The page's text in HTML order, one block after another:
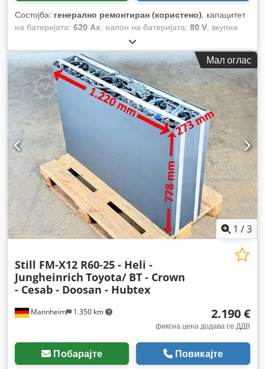
Состојба: генерално ремонтиран (користено), капацитет
на батеријата: 620 Ах, напон на батеријата: 80 V, вкупна
, вкупна должина:
708 мм,
Мал оглас
1 /3
Mannheim 1.350 km
Still FM-X12 R60-25 - Heli -
Jungheinrich Toyota/ BT - Crown
- Cesab - Doosan - Hubtex
2.190 €
фиксна цена додава се ДДВ
Побарајте Повикајте